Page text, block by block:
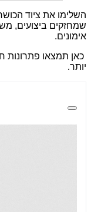
השלימו את ציוד
שמחזקים ביצועים,
אימונים.
כאן תמצאו פתרונות
יותר.